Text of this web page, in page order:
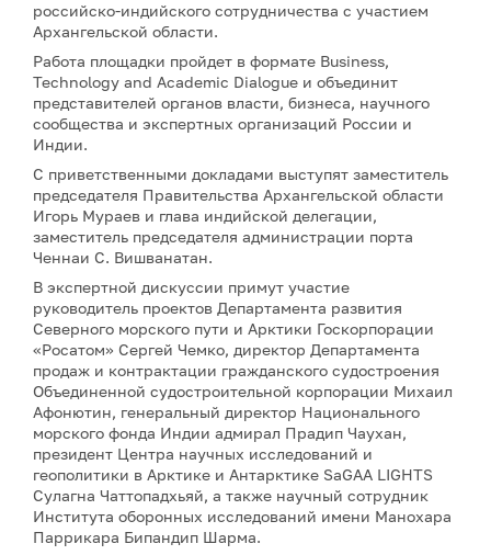
российско-индийского сотрудничества с участием
Архангельской области.
Работа площадки пройдет в формате Business,
Technology and Academic Dialogue и объединит
представителей органов власти, бизнеса, научного
сообщества и экспертных организаций России и
Индии.
С приветственными докладами выступят заместитель
председателя Правительства Архангельской области
Игорь Мураев и глава индийской делегации,
заместитель председателя администрации порта
Ченнаи С. Вишванатан.
В экспертной дискуссии примут участие
руководитель проектов Департамента развития
Северного морского пути и Арктики Госкорпорации
«Росатом» Сергей Чемко, директор Департамента
продаж и контрактации гражданского судостроения
Объединенной судостроительной корпорации Михаил
Афонютин, генеральный директор Национального
морского фонда Индии адмирал Прадип Чаухан,
президент Центра научных исследований и
геополитики в Арктике и Антарктике SaGAA LIGHTS
Сулагна Чаттопадхьяй, а также научный сотрудник
Института оборонных исследований имени Манохара
Паррикара Бипандип Шарма.